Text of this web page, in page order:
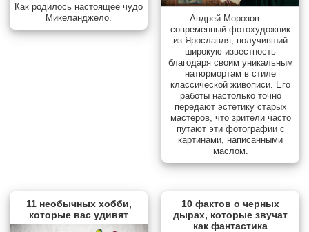
Как родилось настоящее чудо
Микеланджело.
Андрей Морозов —
современный фотохудожник
из Ярославля, получивший
широкую известность
благодаря своим уникальным
натюрмортам в стиле
классической живописи. Его
работы настолько точно
передают эстетику старых
мастеров, что зрители часто
путают эти фотографии с
картинами, написанными
маслом.
11 необычных хобби,
которые вас удивят
10 фактов о черных
дырах, которые звучат
как фантастика